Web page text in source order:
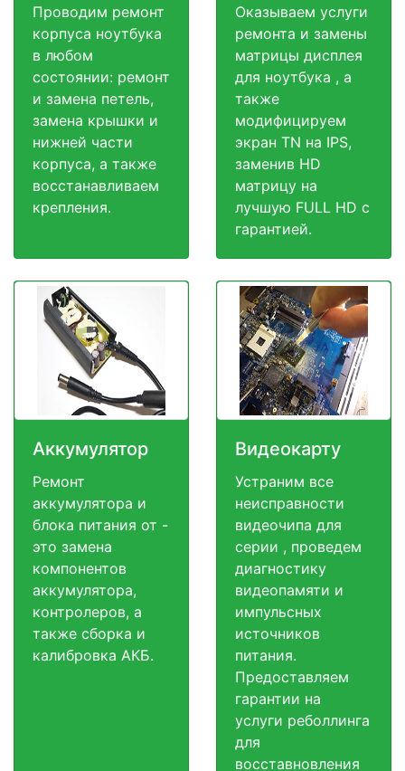
Проводим ремонт
корпуса ноутбука
в любом
состоянии: ремонт
и замена петель,
замена крышки и
нижней части
корпуса, а также
восстанавливаем
крепления.
Оказываем услуги
ремонта и замены
матрицы дисплея
для ноутбука , а
также
модифицируем
экран TN на IPS,
заменив HD
матрицу на
лучшую FULL HD c
гарантией.
Аккумулятор
Ремонт
аккумулятора и
блока питания от -
это замена
компонентов
аккумулятора,
контролеров, а
также сборка и
калибровка АКБ.
Видеокарту
Устраним все
неисправности
видеочипа для
серии , проведем
диагностику
видеопамяти и
импульсных
источников
питания.
Предоставляем
гарантии на
услуги реболлинга
для
восставновления